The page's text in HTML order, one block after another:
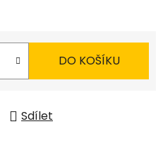
DO KOŠÍKU
Sdílet